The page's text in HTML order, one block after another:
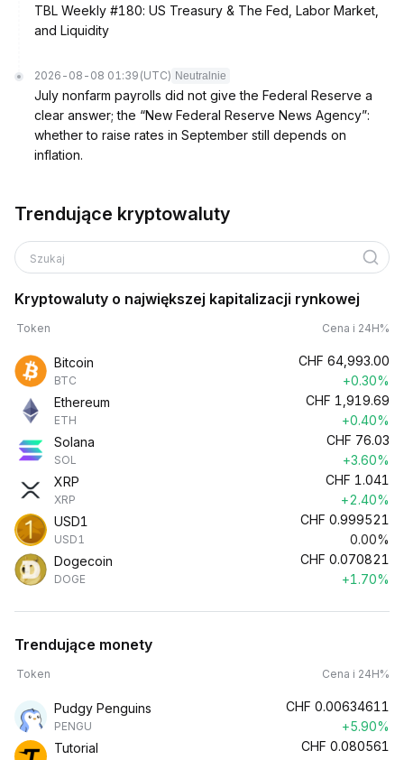
TBL Weekly #180: US Treasury & The Fed, Labor Market,
and Liquidity
2026-08-08 01:39 (UTC) Neutralnie
July nonfarm payrolls did not give the Federal Reserve a
clear answer; the “New Federal Reserve News Agency”:
whether to raise rates in September still depends on
inflation.
Trendujące kryptowaluty
Szukaj
Kryptowaluty o największej kapitalizacji rynkowej
Token Cena i 24H%
Bitcoin
BTC
CHF 64,993.00
+0.30%
Ethereum
ETH
CHF 1,919.69
+0.40%
Solana
SOL
CHF 76.03
+3.60%
XRP
XRP
CHF 1.041
+2.40%
USD1
USD1
CHF 0.999521
0.00%
Dogecoin
DOGE
CHF 0.070821
+1.70%
Trendujące monety
Token Cena i 24H%
Pudgy Penguins
PENGU
CHF 0.00634611
+5.90%
Tutorial
CHF 0.080561